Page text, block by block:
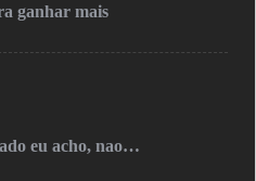
ganhar mais
eu acho, nao…